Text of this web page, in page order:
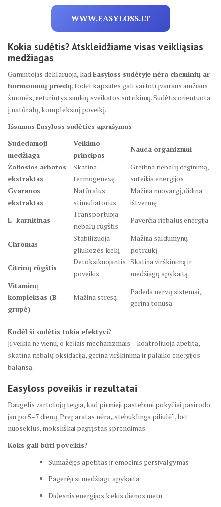
WWW.EASYLOSS.LT
Kokia sudėtis? Atskleidžiame visas veikliąsias
medžiagas
Gamintojas deklaruoja, kadEasyloss sudėtyje nėra cheminių ar
hormoninių priedų, todėl kapsules gali vartoti įvairaus amžiaus
žmonės, neturintys sunkių sveikatos sutrikimų. Sudėtis orientuota
į natūralų, kompleksinį poveikį.
Išsamus Easyloss sudėties aprašymas
Sudedamoji
medžiaga
Veikimo
principas
Nauda organizmui
Žaliosios arbatos
ekstraktas
Skatina
termogenezę
Greitina riebalų deginimą,
suteikia energijos
Gvaranos
ekstraktas
Natūralus
stimuliatorius
Mažina nuovargį, didina
ištvermę
L–karnitinas
Transportuoja
riebalų rūgštis
Paverčia riebalus energija
Chromas
Stabilizuoja
gliukozės kiekį
Mažina saldumynų
potraukį
Citrinų rūgštis
Detoksikuojantis
poveikis
Skatina virškinimą ir
medžiagų apykaitą
Vitaminų
kompleksas (B
grupė)
Mažina stresą
Padeda nervų sistemai,
gerina tonusą
Kodėl ši sudėtis tokia efektyvi?
Ji veikia ne vienu, o keliais mechanizmais – kontroliuoja apetitą,
skatina riebalų oksidaciją, gerina virškinimą ir palaiko energijos
balansą.
Easyloss poveikis ir rezultatai
Daugelis vartotojų teigia, kad pirmieji pastebimi pokyčiai pasirodo
jau po 5–7 dienų. Preparatas nėra „stebuklinga piliulė“, bet
nuoseklus, moksliškai pagrįstas sprendimas.
Koks gali būti poveikis?
Sumažėjęs apetitas ir emocinis persivalgymas
Pagerėjusi medžiagų apykaita
Didesnis energijos kiekis dienos metu